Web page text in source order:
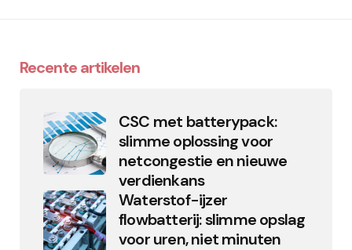
Recente artikelen
CSC met batterypack:
slimme oplossing voor
netcongestie en nieuwe
verdienkans
Waterstof-ijzer
flowbatterij: slimme opslag
voor uren, niet minuten